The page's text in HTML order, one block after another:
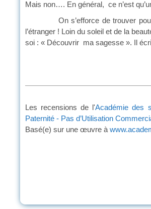
Mais non…. En général, ce n’est
On s’efforce de trouver pour lui,
l’étranger ! Loin du soleil et de la
soi : « Découvrir ma sagesse ». Il
Les recensions de l'Académie des
Paternité - Pas d’Utilisation
Basé(e) sur une œuvre à